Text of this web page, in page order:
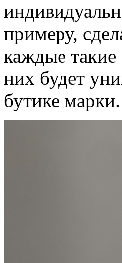
примеру,
каждые
них будет
бутике марки.